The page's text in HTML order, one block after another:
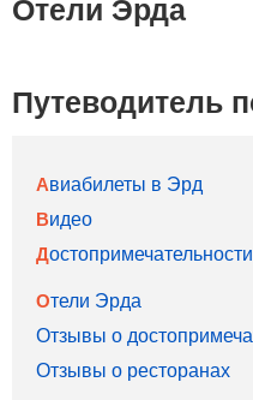
Путеводитель
Авиабилеты в Эрд
Видео
Отели Эрда
Отзывы о
Отзывы о ресторанах